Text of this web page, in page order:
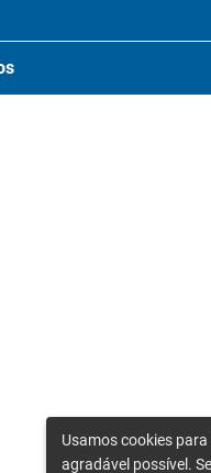
Usamos cookies
agradável possível.